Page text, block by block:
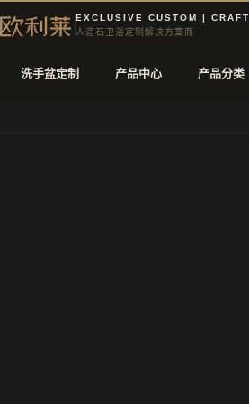
EXCLUSIVE CUSTOM | CRAFT
人造石卫浴定制解决方案商
洗手盆定制 产品中心 产品分类